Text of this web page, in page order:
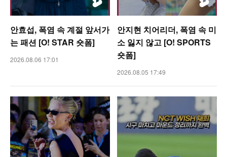
안효섭, 폭염 속 계절 앞서가
는 패션 [O! STAR 숏폼]
2026.08.06 17:01
안지현 치어리더, 폭염 속 미
소 잃지 않고 [O! SPORTS
숏폼]
2026.08.05 17:49